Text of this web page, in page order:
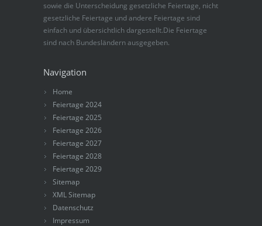
sowie die Unterscheidung gesetzliche Feiertage, nicht
gesetzliche Feiertage und andere Feiertage sind
einfach und übersichtlich dargestellt.Die Feiertage
sind nach Bundesländern ausgegeben.
Navigation
Home
Feiertage 2024
Feiertage 2025
Feiertage 2026
Feiertage 2027
Feiertage 2028
Feiertage 2029
Sitemap
XML Sitemap
Datenschutz
Impressum